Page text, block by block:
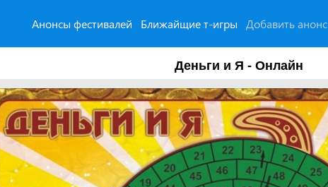
Анонсы фестивалей Ближайщие т-игры Добавить анонс
Деньги и Я - Онлайн